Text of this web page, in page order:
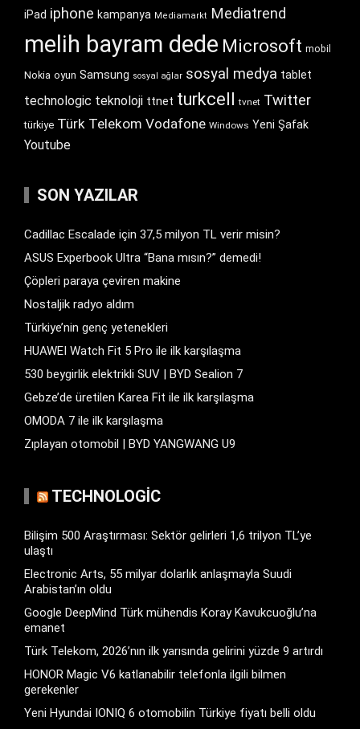
iPad iphone kampanya Mediamarkt Mediatrend
melih bayram dede Microsoft mobil
Nokia oyun Samsung sosyal ağlar sosyal medya tablet
technologic teknoloji ttnet turkcell tvnet Twitter
türkiye Türk Telekom Vodafone Windows Yeni Şafak
Youtube
SON YAZILAR
Cadillac Escalade için 37,5 milyon TL verir misin?
ASUS Experbook Ultra “Bana mısın?” demedi!
Çöpleri paraya çeviren makine
Nostaljik radyo aldım
Türkiye’nin genç yetenekleri
HUAWEI Watch Fit 5 Pro ile ilk karşılaşma
530 beygirlik elektrikli SUV | BYD Sealion 7
Gebze’de üretilen Karea Fit ile ilk karşılaşma
OMODA 7 ile ilk karşılaşma
Zıplayan otomobil | BYD YANGWANG U9
TECHNOLOGIC
Bilişim 500 Araştırması: Sektör gelirleri 1,6 trilyon TL’ye
ulaştı
Electronic Arts, 55 milyar dolarlık anlaşmayla Suudi
Arabistan’ın oldu
Google DeepMind Türk mühendis Koray Kavukcuoğlu’na
emanet
Türk Telekom, 2026’nın ilk yarısında gelirini yüzde 9 artırdı
HONOR Magic V6 katlanabilir telefonla ilgili bilmen
gerekenler
Yeni Hyundai IONIQ 6 otomobilin Türkiye fiyatı belli oldu